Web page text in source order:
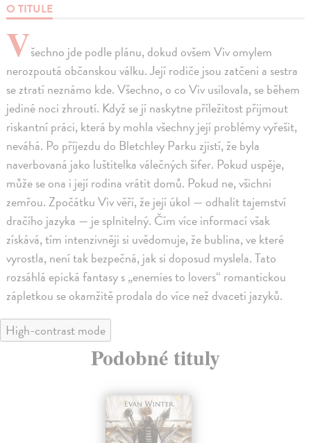
O TITULE
Všechno jde podle plánu, dokud ovšem Viv omylem
nerozpoutá občanskou válku. Její rodiče jsou zatčeni a sestra
se ztratí neznámo kde. Všechno, o co Viv usilovala, se během
jediné noci zhroutí. Když se jí naskytne příležitost přijmout
riskantní práci, která by mohla všechny její problémy vyřešit,
neváhá. Po příjezdu do Bletchley Parku zjistí, že byla
naverbovaná jako luštitelka válečných šifer. Pokud uspěje,
může se ona i její rodina vrátit domů. Pokud ne, všichni
zemřou. Zpočátku Viv věří, že její úkol — odhalit tajemství
dračího jazyka — je splnitelný. Čím více informací však
získává, tím intenzivněji si uvědomuje, že bublina, ve které
vyrostla, není tak bezpečná, jak si doposud myslela. Tato
rozsáhlá epická fantasy s „enemies to lovers“ romantickou
zápletkou se okamžitě prodala do více než dvaceti jazyků.
High-contrast mode
Podobné tituly